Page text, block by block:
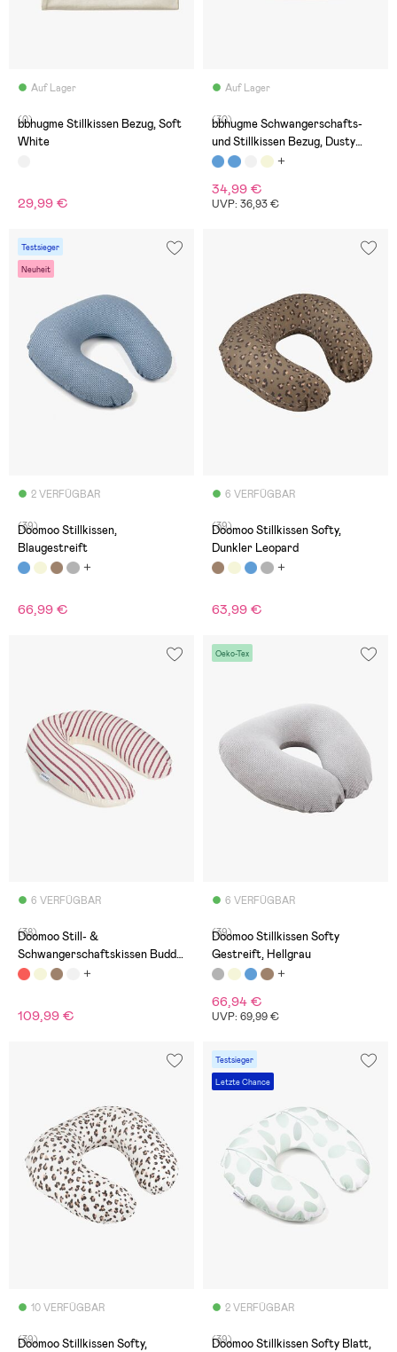
Auf Lager
(0)
bbhugme Stillkissen Bezug, Soft
White
29,99 €
Auf Lager
(30)
bbhugme Schwangerschafts-
und Stillkissen Bezug, Dusty
Olive
34,99 €
UVP: 36,93 €
Testsieger
Neuheit
2 VERFÜGBAR
(39)
Doomoo Stillkissen,
Blaugestreift
66,99 €
6 VERFÜGBAR
(39)
Doomoo Stillkissen Softy,
Dunkler Leopard
63,99 €
6 VERFÜGBAR
(38)
Doomoo Still- &
Schwangerschaftskissen Buddy
Polka, Creme
109,99 €
Oeko-Tex
6 VERFÜGBAR
(39)
Doomoo Stillkissen Softy
Gestreift, Hellgrau
66,94 €
UVP: 69,99 €
10 VERFÜGBAR
(39)
Doomoo Stillkissen Softy,
Testsieger
Letzte Chance
2 VERFÜGBAR
(39)
Doomoo Stillkissen Softy Blatt,